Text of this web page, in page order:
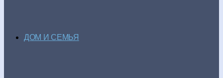
ДОМ И СЕМЬЯ